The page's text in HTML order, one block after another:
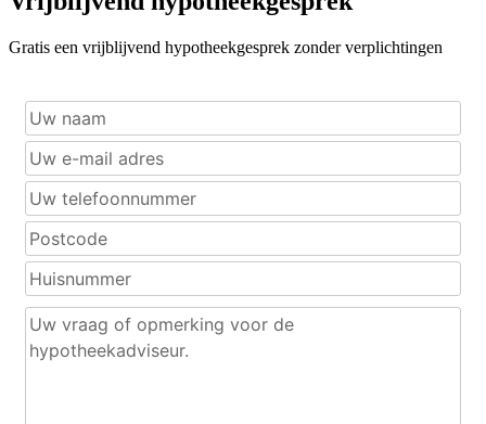
Gratis een vrijblijvend hypotheekgesprek zonder verplichtingen